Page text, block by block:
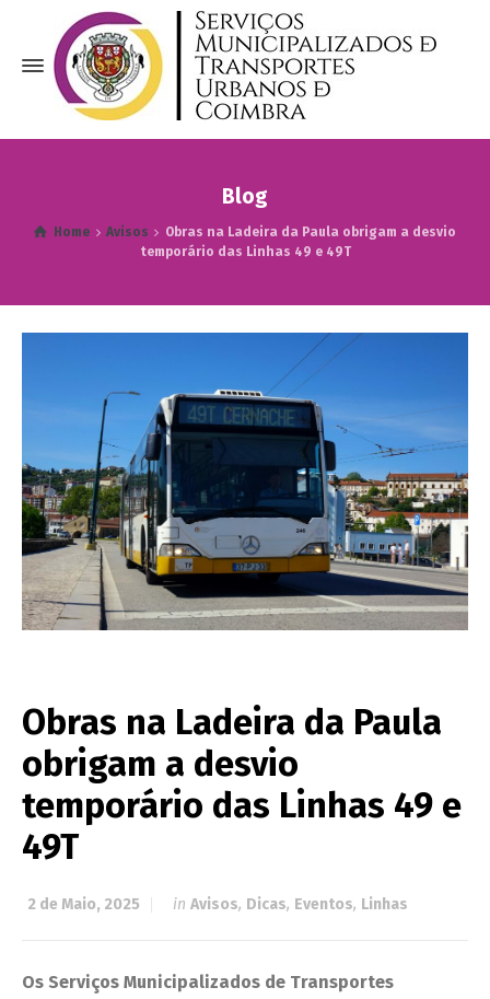
Blog
Home Avisos
Obras na Ladeira da Paula obrigam a desvio
temporário das Linhas 49 e 49T
Obras na Ladeira da Paula
obrigam a desvio
temporário das Linhas 49 e
49T
2 de Maio, 2025 in Avisos, Dicas, Eventos, Linhas
Os Serviços Municipalizados de Transportes